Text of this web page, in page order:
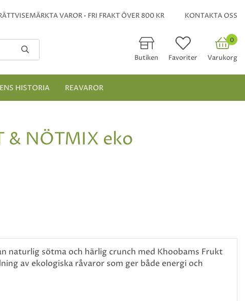
VAROR • FRI FRAKT ÖVER 800 KR KONTAKTA OSS
Butiken Favoriter
0
Varukorg
HISTORIA REAVAROR
& NÖTMIX eko
naturlig sötma och härlig crunch med Khoobams Frukt
av ekologiska råvaror som ger både energi och